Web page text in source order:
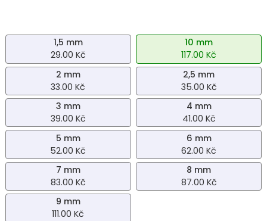
1,5 mm
29.00 Kč
10 mm
117.00 Kč
2 mm
33.00 Kč
2,5 mm
35.00 Kč
3 mm
39.00 Kč
4 mm
41.00 Kč
5 mm
52.00 Kč
6 mm
62.00 Kč
7 mm
83.00 Kč
8 mm
87.00 Kč
9 mm
111.00 Kč